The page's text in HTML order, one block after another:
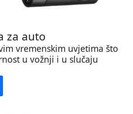
za auto
vremenskim uvjetima što
u vožnji i u slučaju